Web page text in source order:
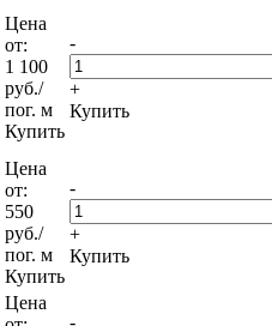
Цена
от:
1 100
руб./
пог. м
Купить
-
+
Купить
Цена
от:
550
руб./
пог. м
Купить
-
+
Купить
Цена
-